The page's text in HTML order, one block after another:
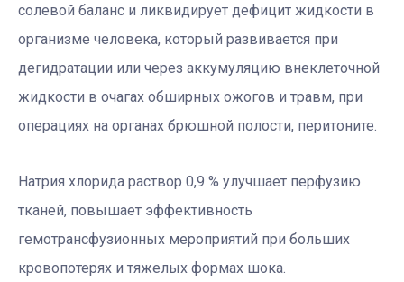
солевой баланс и ликвидирует дефицит жидкости в
организме человека, который развивается при
дегидратации или через аккумуляцию внеклеточной
жидкости в очагах обширных ожогов и травм, при
операциях на органах брюшной полости, перитоните.
Натрия хлорида раствор 0,9 % улучшает перфузию
тканей, повышает эффективность
гемотрансфузионных мероприятий при больших
кровопотерях и тяжелых формах шока.